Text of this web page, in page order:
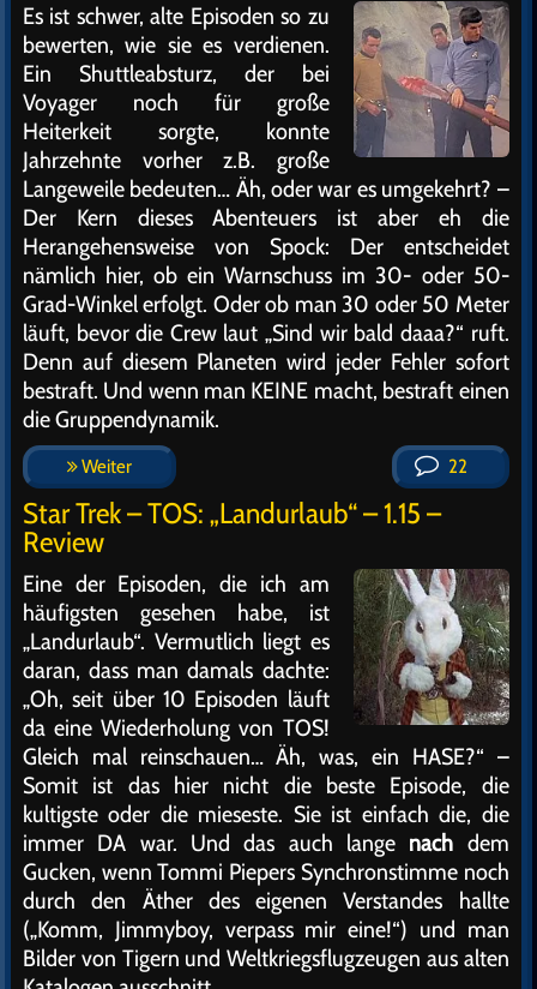
Es ist schwer, alte Episoden so zu
bewerten, wie sie es verdienen.
Ein Shuttleabsturz, der bei
Voyager noch für große
Heiterkeit sorgte, konnte
Jahrzehnte vorher z.B. große
Langeweile bedeuten… Äh, oder war es umgekehrt? –
Der Kern dieses Abenteuers ist aber eh die
Herangehensweise von Spock: Der entscheidet
nämlich hier, ob ein Warnschuss im 30- oder 50-
Grad-Winkel erfolgt. Oder ob man 30 oder 50 Meter
läuft, bevor die Crew laut „Sind wir bald daaa?“ ruft.
Denn auf diesem Planeten wird jeder Fehler sofort
bestraft. Und wenn man KEINE macht, bestraft einen
die Gruppendynamik.
Weiter 22
Star Trek – TOS: „Landurlaub“ – 1.15 –
Review
Eine der Episoden, die ich am
häufigsten gesehen habe, ist
„Landurlaub“. Vermutlich liegt es
daran, dass man damals dachte:
„Oh, seit über 10 Episoden läuft
da eine Wiederholung von TOS!
Gleich mal reinschauen… Äh, was, ein HASE?“ –
Somit ist das hier nicht die beste Episode, die
kultigste oder die mieseste. Sie ist einfach die, die
immer DA war. Und das auch lange nach dem
Gucken, wenn Tommi Piepers Synchronstimme noch
durch den Äther des eigenen Verstandes hallte
(„Komm, Jimmyboy, verpass mir eine!“) und man
Bilder von Tigern und Weltkriegsflugzeugen aus alten